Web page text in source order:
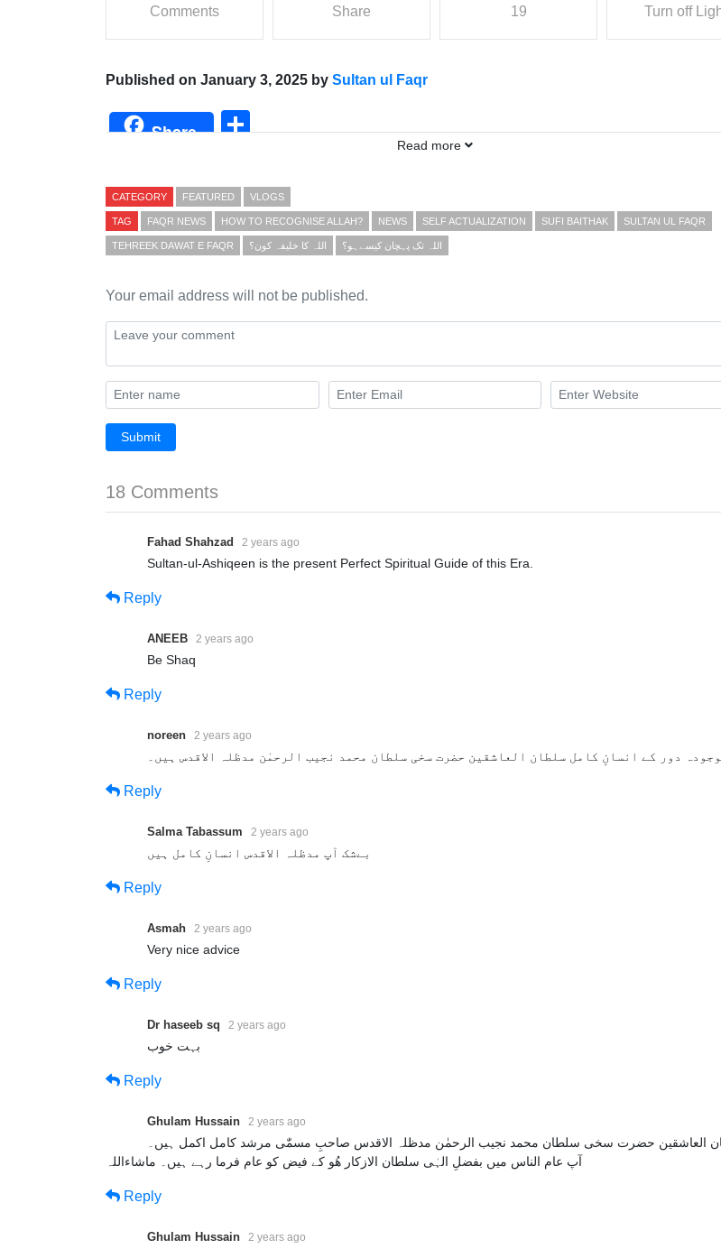
Comments Share 19 Turn off
Published on January 3, 2025 by Sultan ul Faqr
Share Share
Read more
CATEGORY FEATURED VLOGS
TAG FAQR NEWS HOW TO RECOGNISE ALLAH? NEWS SELF ACTUALIZATION SUFI BAITHAK SULTAN UL FAQR
TEHREEK DAWAT E FAQR اللہ تک پہچان کیسےہو؟ اللہ کا خلیفہ کون؟
Your email address will not be published.
Submit
18 Comments
Fahad Shahzad 2 years ago
Sultan-ul-Ashiqeen is the present Perfect Spiritual Guide of this Era.
Reply
ANEEB 2 years ago
Be Shaq
Reply
noreen 2 years ago
دور کے انسانِ کامل سلطان العاشقین حضرت سخی سلطان محمد نجیب الرحمٰن مدظلہ الاقدس ہیں۔
Reply
Salma Tabassum 2 years ago
بےشک آپ مدظلہ الاقدس انسانِ کامل ہیں
Reply
Asmah 2 years ago
Very nice advice
Reply
Dr haseeb sq 2 years ago
بہت خوب
Reply
Ghulam Hussain 2 years ago
العاشقین حضرت سخی سلطان محمد نجیب الرحمٰن مدظلہ الاقدس صاحبِ مسمّٰی مرشد کامل اکمل ہیں۔
آپ عام الناس میں بفضلِ الہٰی سلطان الازکار ھُو کے فیض کو عام فرما رہے ہیں۔ ماشاءاللہ
Reply
Ghulam Hussain 2 years ago